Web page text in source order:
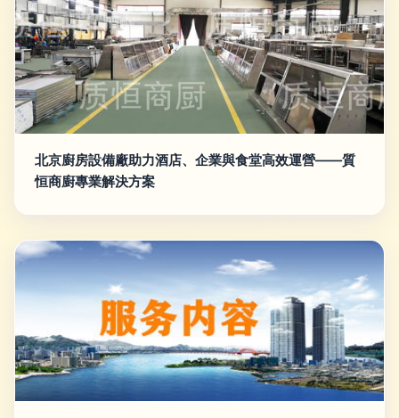
北京廚房設備廠助力酒店、企業與食堂高效運營——質
恒商廚專業解決方案